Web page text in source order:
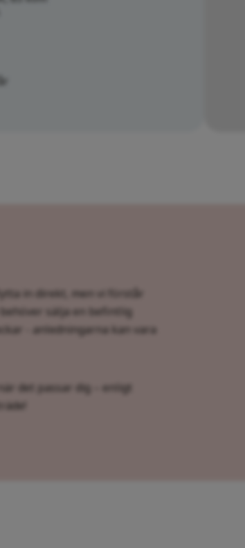
in direkt, men vi förstår
sälja en befintlig
- anledningarna kan vara
det passar dig – enligt